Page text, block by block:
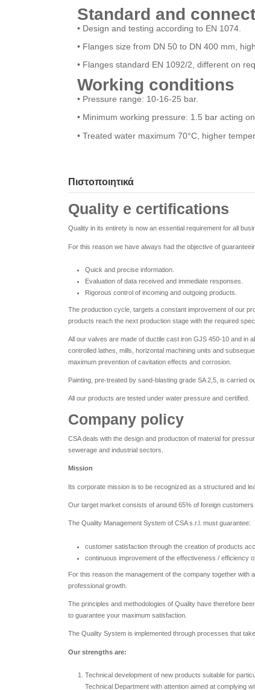
Standard and
• Design and testing according to EN 1074.
• Flanges size from DN 50 to DN 400 mm,
• Flanges standard EN 1092/2, different on
Working conditions
• Pressure range: 10-16-25 bar.
• Minimum working pressure: 1.5 bar acting
• Treated water maximum 70°C, higher
Πιστοποιητικά
Quality e certifications
Quality in its entirety is now an essential requirement for all
For this reason we have always had the objective of
Quick and precise information.
Evaluation of data received and immediate responses.
Rigorous control of incoming and outgoing products.
The production cycle, targets a constant improvement of our
products reach the next production stage with the required
All our valves are made of ductile cast iron GJS 450-10 and in
controlled lathes, mills, horizontal machining units and
maximum prevention of cavitation effects and corrosion.
Painting, pre-treated by sand-blasting grade SA 2,5, is carried
All our products are tested under water pressure and certified.
Company policy
CSA deals with the design and production of material for
sewerage and industrial sectors.
Mission
Its corporate mission is to be recognized as a structured and
Our target market consists of around 65% of foreign
The Quality Management System of CSA s.r.l. must guarantee:
customer satisfaction through the creation of products
continuous improvement of the effectiveness / efficiency
For this reason the management of the company together
professional growth.
The principles and methodologies of Quality have therefore
to guarantee your maximum satisfaction.
The Quality System is implemented through processes that
Our strengths are:
Technical development of new products suitable for
Technical Department with attention aimed at complying